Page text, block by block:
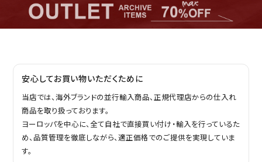
安心してお買い物いただくために
当店では、海外ブランドの並行輸入商品、正規代理店からの仕入れ
商品を取り扱っております。
ヨーロッパを中心に、全て自社で直接買い付け・輸入を行っているた
め、品質管理を徹底しながら、適正価格でのご提供を実現していま
す。